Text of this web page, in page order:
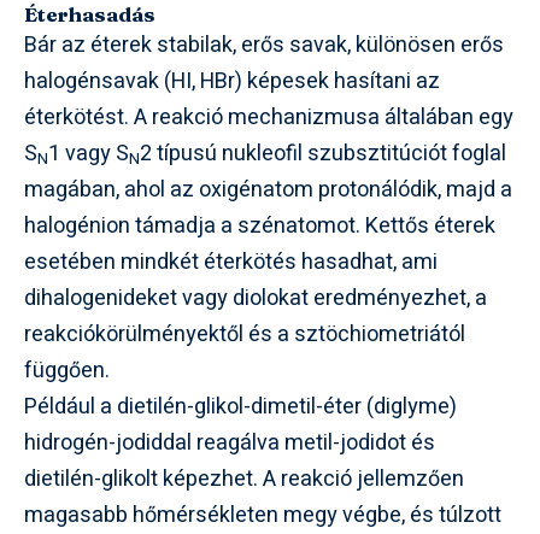
Éterhasadás
Bár az éterek stabilak, erős savak, különösen erős
halogénsavak (HI, HBr) képesek hasítani az
éterkötést. A reakció mechanizmusa általában egy
SN1 vagy SN2 típusú nukleofil szubsztitúciót foglal
magában, ahol az oxigénatom protonálódik, majd a
halogénion támadja a szénatomot. Kettős éterek
esetében mindkét éterkötés hasadhat, ami
dihalogenideket vagy diolokat eredményezhet, a
reakciókörülményektől és a sztöchiometriától
függően.
Például a dietilén-glikol-dimetil-éter (diglyme)
hidrogén-jodiddal reagálva metil-jodidot és
dietilén-glikolt képezhet. A reakció jellemzően
magasabb hőmérsékleten megy végbe, és túlzott